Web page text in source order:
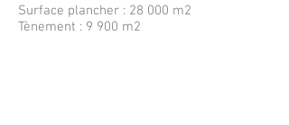
Surface plancher : 28 000 m2
Tènement : 9 900 m2